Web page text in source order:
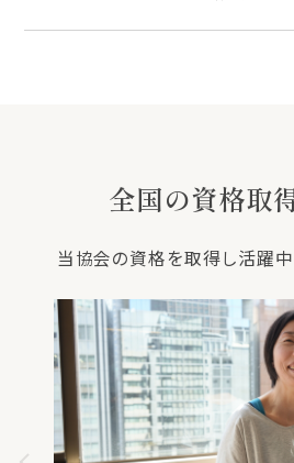
全国の資格取
当協会の資格を取得し活躍